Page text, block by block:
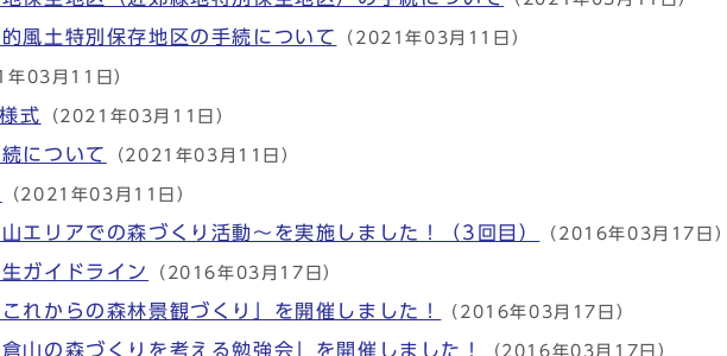
風土特別保存地区の手続について （2021年03月11日）
年03月11日）
式 （2021年03月11日）
について （2021年03月11日）
（2021年03月11日）
エリアでの森づくり活動～を実施しました！（3回目） （2016年03月17日）
ガイドライン （2016年03月17日）
れからの森林景観づくり」を開催しました！ （2016年03月17日）
山の森づくりを考える勉強会」を開催しました！ （2016年03月17日）